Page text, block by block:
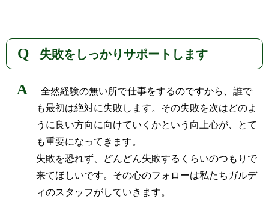
失敗をしっかりサポートします
全然経験の無い所で仕事をするのですから、誰で
も最初は絶対に失敗します。その失敗を次はどのよ
うに良い方向に向けていくかという向上心が、とて
も重要になってきます。
失敗を恐れず、どんどん失敗するくらいのつもりで
来てほしいです。その心のフォローは私たちガルデ
ィのスタッフがしていきます。